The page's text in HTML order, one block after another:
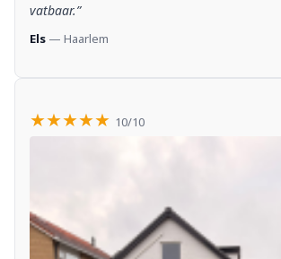
vatbaar.”
Els — Haarlem
★★★★★ 10/10